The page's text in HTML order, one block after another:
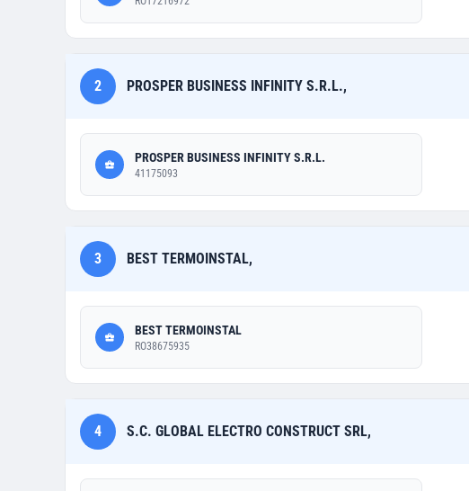
2 PROSPER BUSINESS INFINITY S.R.L.,
PROSPER BUSINESS INFINITY S.R.L.
41175093
3 BEST TERMOINSTAL,
BEST TERMOINSTAL
RO38675935
4 S.C. GLOBAL ELECTRO CONSTRUCT SRL,